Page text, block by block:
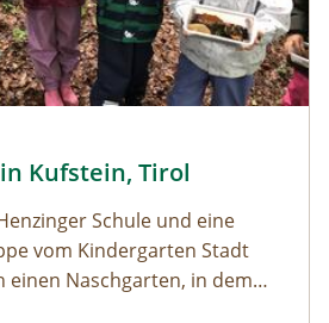
in Kufstein, Tirol
Kufstein, Tirol
Schule und eine
vom Kindergarten Stadt
einen Naschgarten, in dem